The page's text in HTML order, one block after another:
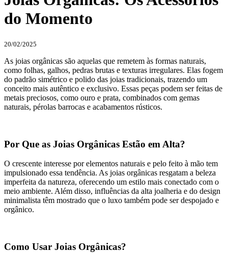
do Momento
20/02/2025
As joias orgânicas são aquelas que remetem às formas naturais,
como folhas, galhos, pedras brutas e texturas irregulares. Elas fogem
do padrão simétrico e polido das joias tradicionais, trazendo um
conceito mais autêntico e exclusivo. Essas peças podem ser feitas de
metais preciosos, como ouro e prata, combinados com gemas
naturais, pérolas barrocas e acabamentos rústicos.
Por Que as Joias Orgânicas Estão em Alta?
O crescente interesse por elementos naturais e pelo feito à mão tem
impulsionado essa tendência. As joias orgânicas resgatam a beleza
imperfeita da natureza, oferecendo um estilo mais conectado com o
meio ambiente. Além disso, influências da alta joalheria e do design
minimalista têm mostrado que o luxo também pode ser despojado e
orgânico.
Como Usar Joias Orgânicas?